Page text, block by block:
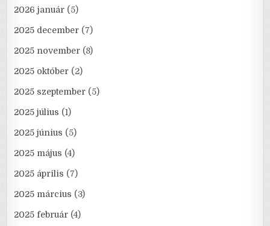
2026 január (5)
2025 december (7)
2025 november (8)
2025 október (2)
2025 szeptember (5)
2025 július (1)
2025 június (5)
2025 május (4)
2025 április (7)
2025 március (3)
2025 február (4)